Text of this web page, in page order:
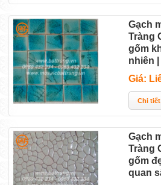
Gạch
Tràng
gốm
nhiên |
Giá:
Gạch
Tràng
gốm
quan